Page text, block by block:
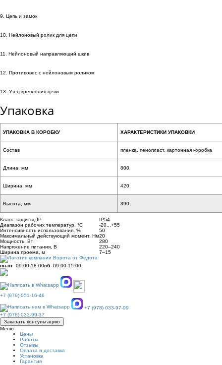
9. Цепь и замок
10. Нейлоновый ролик для цепи
11. Нейлоновый направляющий шкив
12. Противовес с нейлоновым роликом
13. Узел крепления цепи
Упаковка
УПАКОВКА В КОРОБКУ ХАРАКТЕРИСТИКИ УПАКОВКИ
Состав пленка, пенопласт, картонная коробкa
Длина, мм 800
Ширина, мм 420
Высота, мм 390
Класс защиты, IP
IP54
Диапазон рабочих температур, °С
-20...+55
Интенсивность использования, %
50
Максимальный действующий момент, Нм20
Мощность, Вт
280
Напряжение питания, В
220–240
Ширина проема, м
7–15
пн-пт 09:00-18:00сб 09:00-15:00
+7 (979) 051-16-46
+7 (978) 033-97-99
+7 (978) 033-99-37
Заказать консультацию
Меню
Цены
Работы
Отзывы
Оплата и доставка
Установка
Гарантия